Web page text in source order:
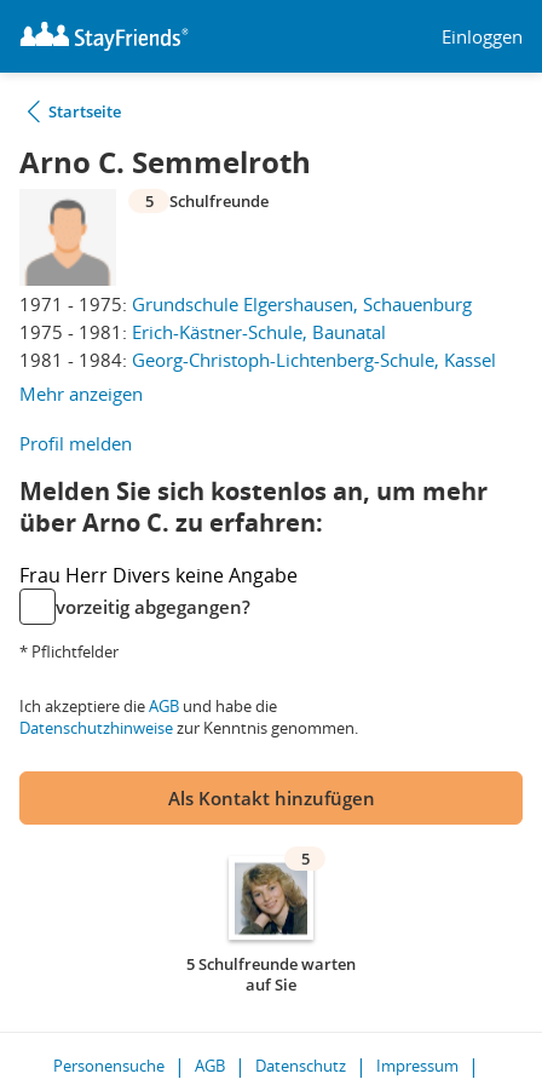
Einloggen
Startseite
Arno C. Semmelroth
1971 - 1975: Grundschule Elgershausen, Schauenburg
1975 - 1981: Erich-Kästner-Schule, Baunatal
1981 - 1984: Georg-Christoph-Lichtenberg-Schule, Kassel
Mehr anzeigen
5 Schulfreunde
Profil melden
Melden Sie sich kostenlos an, um mehr
über Arno C. zu erfahren:
Frau Herr Divers keine Angabe
vorzeitig abgegangen?
* Pflichtfelder
Ich akzeptiere dieAGB und habe die
Datenschutzhinweisezur Kenntnis genommen.
Als Kontakt hinzufügen
5
5 Schulfreunde warten
auf Sie
Personensuche AGB Datenschutz
Impressum